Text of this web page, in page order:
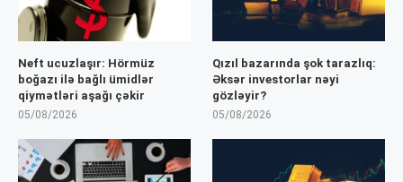
Neft ucuzlaşır: Hörmüz
boğazı ilə bağlı ümidlər
qiymətləri aşağı çəkir
05/08/2026
Qızıl bazarında şok tarazlıq:
Əksər investorlar nəyi
gözləyir?
05/08/2026